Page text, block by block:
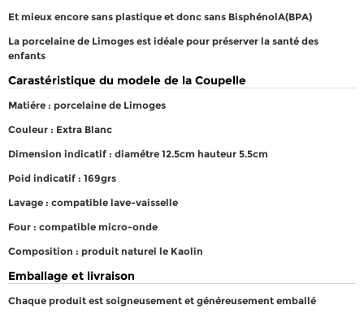
Et mieux encore sans plastique et donc sans BisphénolA(BPA)
La porcelaine de Limoges est idéale pour préserver la santé des
enfants
Carastéristique du modele de la Coupelle
Matiére : porcelaine de Limoges
Couleur : Extra Blanc
Dimension indicatif : diamétre 12.5cm hauteur 5.5cm
Poid indicatif : 169grs
Lavage : compatible lave-vaisselle
Four : compatible micro-onde
Composition : produit naturel le Kaolin
Emballage et livraison
Chaque produit est soigneusement et généreusement emballé